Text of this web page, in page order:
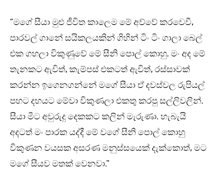
“මගේ සීයා මුළු ජීවිත කාලෙම මේ අව්වේ කරවෙවී,
පාරවල් ගානේ සයිකලයකින් ගිහින් ටිං ටිං ගාලා බෙල්
එක ගහලා විකුණුවේ මේ සීනි පොල් කොහු. මං අද මේ
තැනකට ඇවිත්, කැම්පස් එකටත් ඇවිත්, රස්සාවක්
කරන්න ඉගෙනගන්නේ මගේ සීයා ඒ දවස්වල රුපියල්
පහට දහයට මේවා විකුණලා එකතු කරපු සල්ලිවලින්.
සීයා මීට අවුරුදු දෙකකට කලින් මැරුණා. හැබැයි
අදටත් මං පාරක යද්දී මේ වගේ සීනි පොල් කොහු
විකුණන වයසක අසරණ මනුස්සයෙක් දැක්කොත්, මට
මගේ සීයව මතක් වෙනවා.”